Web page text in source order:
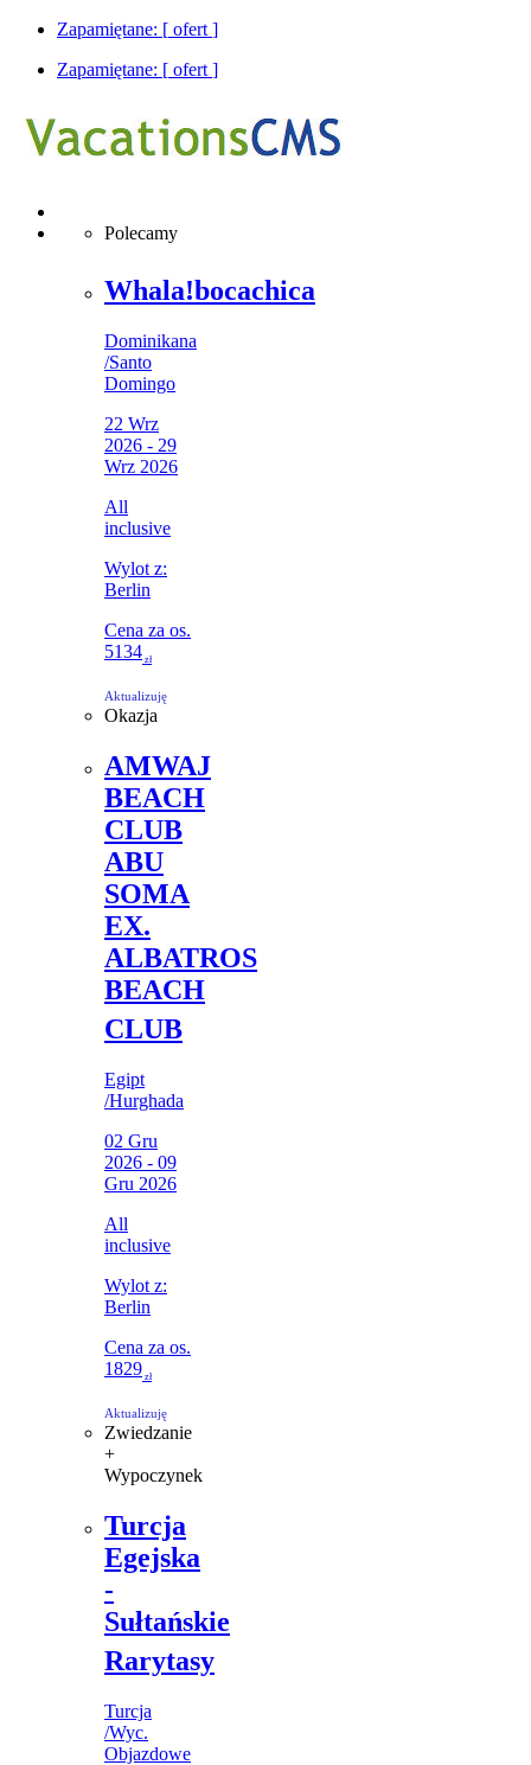
Zapamiętane: [ ofert ]
Zapamiętane: [ ofert ]
Polecamy
Whala!bocachica
Dominikana
/Santo
Domingo
22 Wrz
2026 - 29
Wrz 2026
All
inclusive
Wylot z:
Berlin
Cena za os.
5134 zł
Aktualizuję
Okazja
AMWAJ
BEACH
CLUB
ABU
SOMA
EX.
ALBATROS
BEACH
CLUB
Egipt
/Hurghada
02 Gru
2026 - 09
Gru 2026
All
inclusive
Wylot z:
Berlin
Cena za os.
1829 zł
Aktualizuję
Zwiedzanie
+
Wypoczynek
Turcja
Egejska
-
Sułtańskie
Rarytasy
Turcja
/Wyc.
Objazdowe